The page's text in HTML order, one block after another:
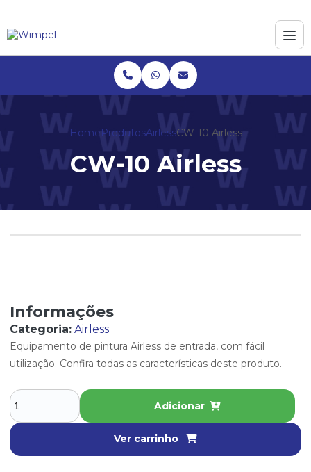
HomeProdutosAirlessCW-10 Airless
CW-10 Airless
Informações
Categoria: Airless
Equipamento de pintura Airless de entrada, com fácil
utilização. Confira todas as características deste produto.
Adicionar
Ver carrinho